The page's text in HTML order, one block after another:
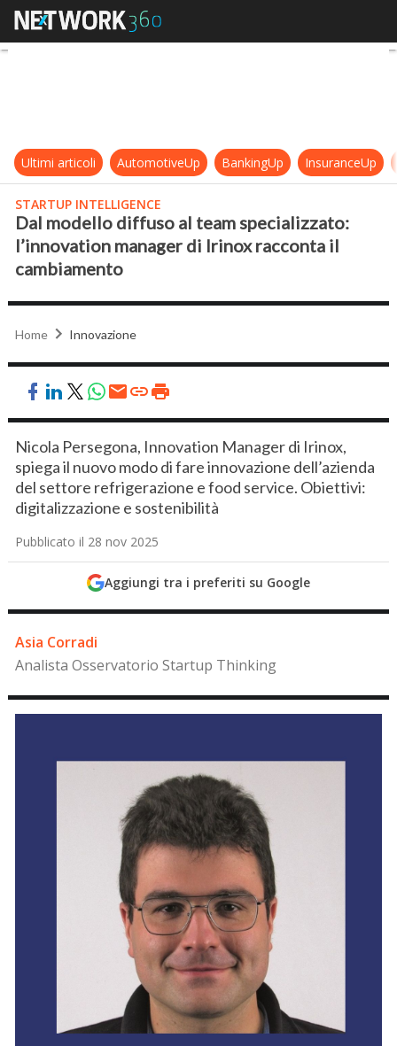
Dal modello diffuso al team
Ultimi articoli AutomotiveUp BankingUp InsuranceUp
STARTUP INTELLIGENCE
Dal modello diffuso al team specializzato:
l’innovation manager di Irinox racconta il
cambiamento
Home Innovazione
Nicola Persegona, Innovation Manager di Irinox,
spiega il nuovo modo di fare innovazione dell’azienda
del settore refrigerazione e food service. Obiettivi:
digitalizzazione e sostenibilità
Pubblicato il 28 nov 2025
Aggiungi tra i preferiti su Google
Asia Corradi
Analista Osservatorio Startup Thinking